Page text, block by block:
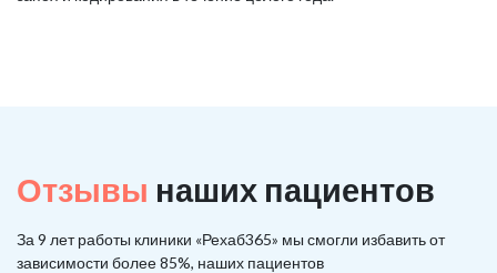
Отзывы наших пациентов
За 9 лет работы клиники «Рехаб365» мы смогли избавить от
зависимости более 85%, наших пациентов